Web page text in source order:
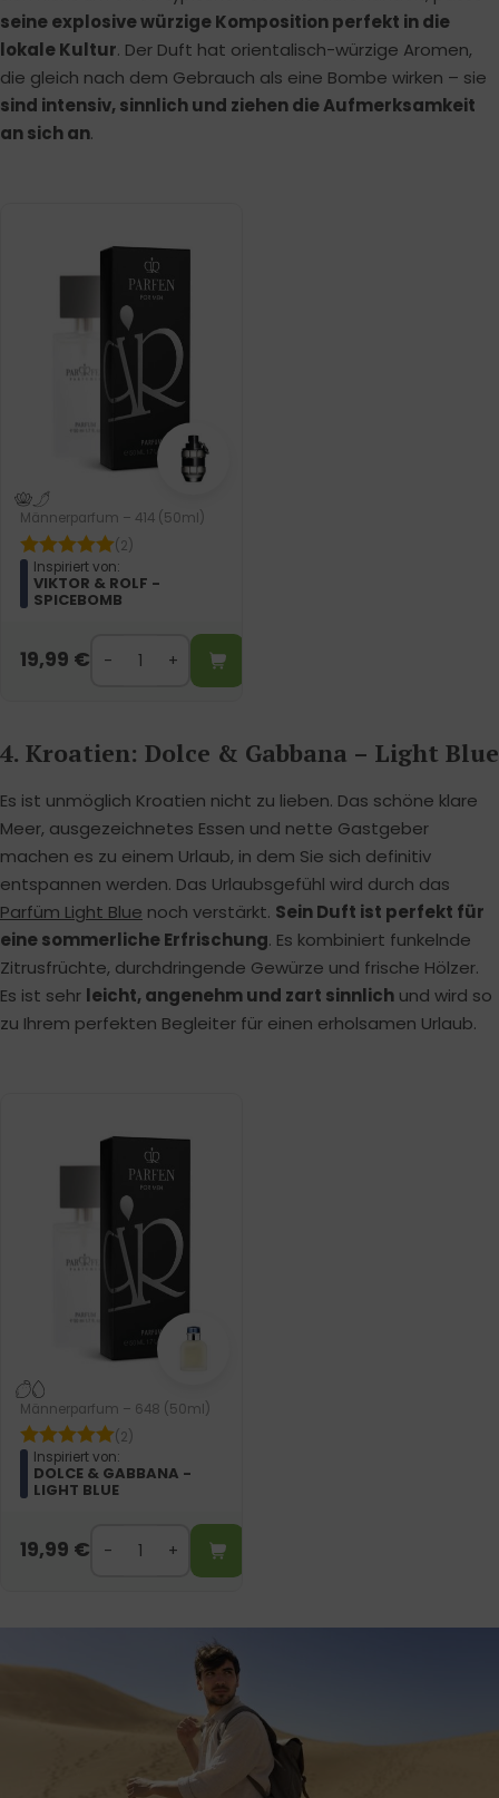
seine explosive würzige Komposition perfekt in die
lokale Kultur. Der Duft hat orientalisch-würzige Aromen,
die gleich nach dem Gebrauch als eine Bombe wirken – sie
sind intensiv, sinnlich und ziehen die Aufmerksamkeit
an sich an.
Männerparfum – 414 (50ml)
(2)
Inspiriert von:
VIKTOR & ROLF -
SPICEBOMB
19,99 €
4. Kroatien: Dolce & Gabbana – Light Blue
Es ist unmöglich Kroatien nicht zu lieben. Das schöne klare
Meer, ausgezeichnetes Essen und nette Gastgeber
machen es zu einem Urlaub, in dem Sie sich definitiv
entspannen werden. Das Urlaubsgefühl wird durch das
Parfüm Light Blue noch verstärkt. Sein Duft ist perfekt für
eine sommerliche Erfrischung. Es kombiniert funkelnde
Zitrusfrüchte, durchdringende Gewürze und frische Hölzer.
Es ist sehr leicht, angenehm und zart sinnlich und wird so
zu Ihrem perfekten Begleiter für einen erholsamen Urlaub.
Männerparfum – 648 (50ml)
(2)
Inspiriert von:
DOLCE & GABBANA -
LIGHT BLUE
19,99 €